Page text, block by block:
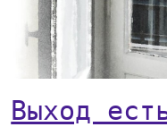
Выход